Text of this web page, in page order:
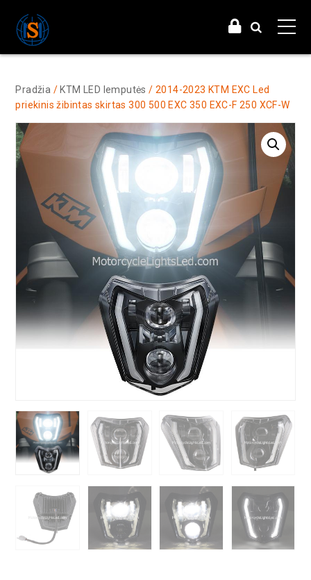
Pradžia / KTM LED lemputės / 2014-2023 KTM EXC Led
priekinis žibintas skirtas 300 500 EXC 350 EXC-F 250 XCF-W